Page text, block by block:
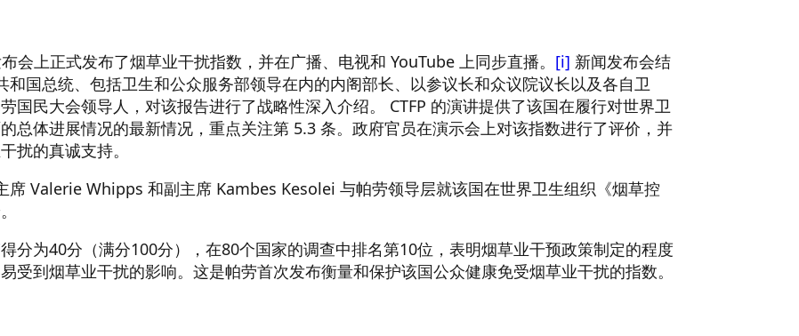
会上正式发布了烟草业干扰指数，并在广播、电视和 YouTube 上同步直播。 [i] 新闻发布会结
国总统、包括卫生和公众服务部领导在内的内阁部长、以参议长和众议院议长以及各自卫
国民大会领导人，对该报告进行了战略性深入介绍。 CTFP 的演讲提供了该国在履行对世界卫
总体进展情况的最新情况，重点关注第 5.3 条。政府官员在演示会上对该指数进行了评价，并
扰的真诚支持。
席 Valerie Whipps 和副主席 Kambes Kesolei 与帕劳领导层就该国在世界卫生组织《烟草控
得分为40分（满分100分），在80个国家的调查中排名第10位，表明烟草业干预政策制定的程度
受到烟草业干扰的影响。这是帕劳首次发布衡量和保护该国公众健康免受烟草业干扰的指数。